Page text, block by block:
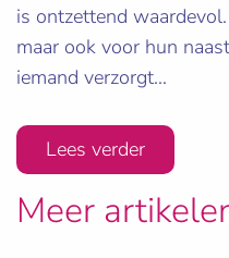
is ontzettend
maar ook voor hun
iemand verzorgt...
Lees verder
Meer